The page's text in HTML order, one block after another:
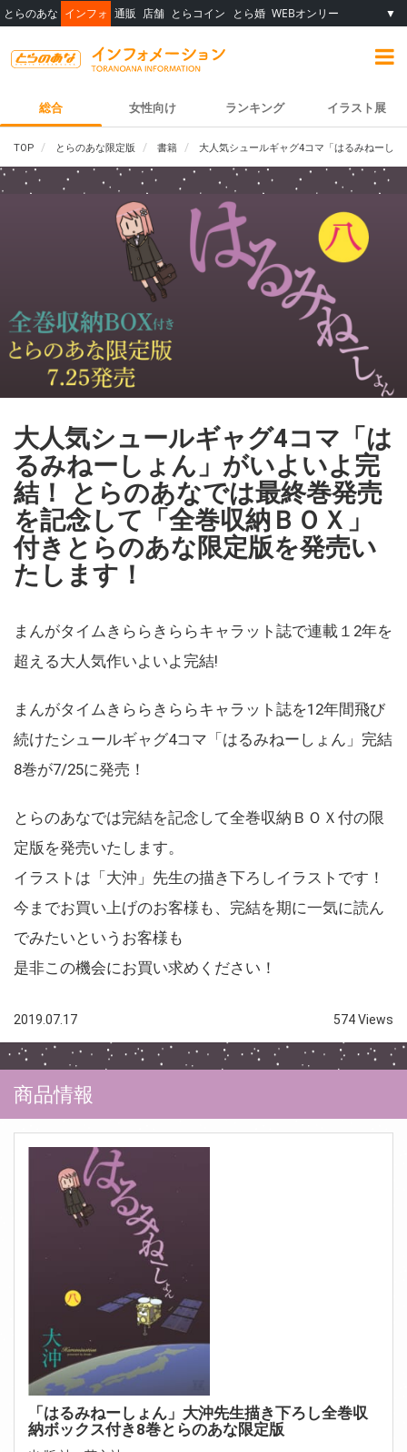
とらのあな インフォ 通販 店舗 とらコイン とら婚 WEBオンリー ▼
総合 女性向け ランキング イラスト展
TOP とらのあな限定版 書籍 大人気シュールギャグ4コマ「はるみねーし
大人気シュールギャグ4コマ「は
るみねーしょん」がいよいよ完
結！ とらのあなでは最終巻発売
を記念して「全巻収納ＢＯＸ」
付きとらのあな限定版を発売い
たします！
まんがタイムきららきららキャラット誌で連載１2年を
超える大人気作いよいよ完結!
まんがタイムきららきららキャラット誌を12年間飛び
続けたシュールギャグ4コマ「はるみねーしょん」完結
8巻が7/25に発売！
とらのあなでは完結を記念して全巻収納ＢＯＸ付の限
定版を発売いたします。
イラストは「大沖」先生の描き下ろしイラストです！
今までお買い上げのお客様も、完結を期に一気に読ん
でみたいというお客様も
是非この機会にお買い求めください！
2019.07.17 574 Views
商品情報
「はるみねーしょん」大沖先生描き下ろし全巻収
納ボックス付き8巻とらのあな限定版